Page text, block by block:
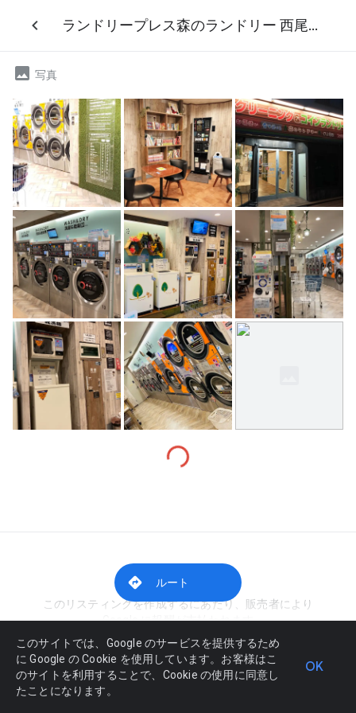
ランドリープレス森のランドリー 西尾久店
ルート
写真
Loading…
不正行為を報告
このリスティングを作成するにあたり、販売者により
Google に報酬が支払われます
このサイトでは、Google のサービスを提供するため
に Google の Cookie を使用しています。お客様はこ
のサイトを利用することで、Cookie の使用に同意し
たことになります。
OK